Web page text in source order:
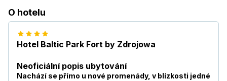
O hotelu
Hotel Baltic Park Fort by Zdrojowa
Neoficiální popis ubytování
Nachází se přímo u nové promenády, v blízkosti jedné